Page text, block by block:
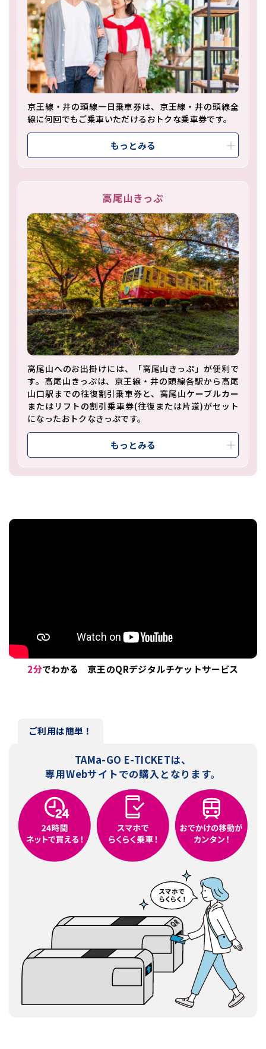
京王線・井の頭線一日乗車券は、京王線・井の頭線全
線に何回でもご乗車いただけるおトクな乗車券です。
もっとみる
高尾山きっぷ
高尾山へのお出掛けには、「高尾山きっぷ」が便利で
す。高尾山きっぷは、京王線・井の頭線各駅から高尾
山口駅までの往復割引乗車券と、高尾山ケーブルカー
またはリフトの割引乗車券(往復または片道)がセット
になったおトクなきっぷです。
もっとみる
2分でわかる 京王のQRデジタルチケットサービス
ご利用は簡単！
TAMa-GO E-TICKETは、
専用Webサイトでの購入となります。